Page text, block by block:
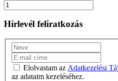
Hírlevél feliratkozás
Elolvastam az Adatkezelési
az adataim kezeléséhez.